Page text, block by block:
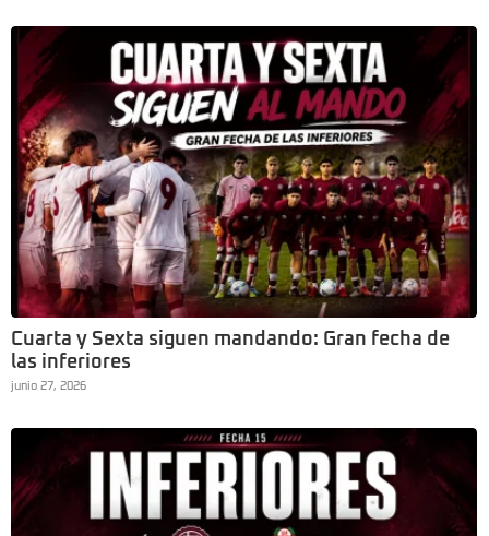
Cuarta y Sexta siguen mandando: Gran fecha de
las inferiores
junio 27, 2026